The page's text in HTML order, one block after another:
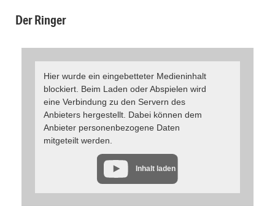
Der Ringer
Hier wurde ein eingebetteter Medieninhalt
blockiert. Beim Laden oder Abspielen wird
eine Verbindung zu den Servern des
Anbieters hergestellt. Dabei können dem
Anbieter personenbezogene Daten
mitgeteilt werden.
Inhalt laden